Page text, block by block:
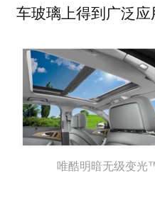
车玻璃上得到广泛应
唯酷明暗无级变光